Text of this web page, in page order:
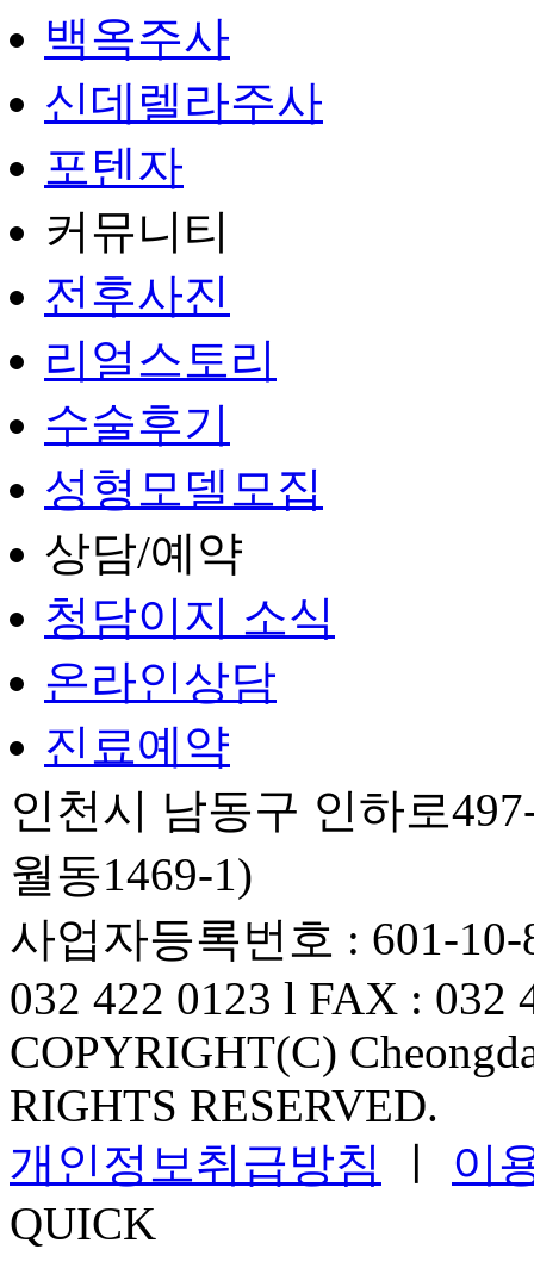
백옥주사
신데렐라주사
포텐자
커뮤니티
전후사진
리얼스토리
수술후기
성형모델모집
상담/예약
청담이지 소식
온라인상담
진료예약
인천시 남동구 인하로
월동1469-1)
사업자등록번호 : 601-
032 422 0123 l FAX : 032
COPYRIGHT(C)
RIGHTS RESERVED.
개인정보취급방침
이
QUICK